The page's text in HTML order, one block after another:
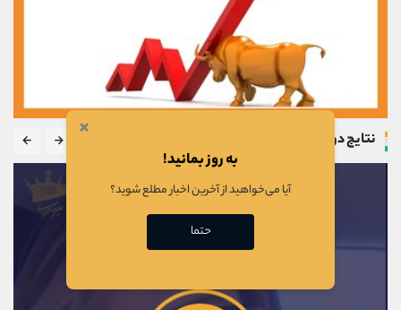
نتایج دوره ×
به روز بمانید!
آیا می‌خواهید از آخرین اخبار مطلع شوید؟
حتما